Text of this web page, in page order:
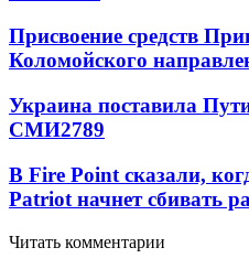
Присвоение средств
Коломойского
Украина поставила
СМИ2789
В Fire Point сказали,
Patriot начнет сбивать
Читать комментарии